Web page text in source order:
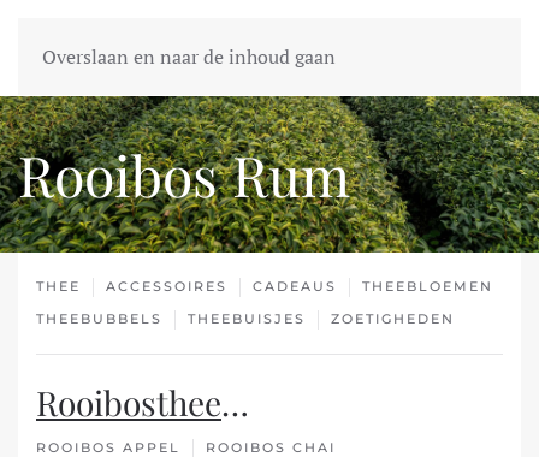
Overslaan en naar de inhoud gaan
Rooibos Rum
THEE ACCESSOIRES CADEAUS
THEEBLOEMEN
THEEBUBBELS
THEEBUISJES ZOETIGHEDEN
Rooibosthee…
ROOIBOS APPEL
ROOIBOS CHAI